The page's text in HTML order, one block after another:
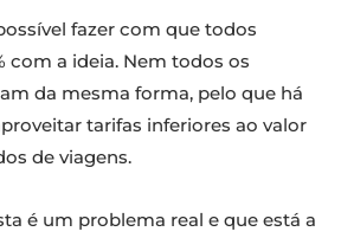
fazer com que todos
com a ideia. Nem todos os
da mesma forma, pelo que há
tarifas inferiores ao valor
de viagens.
é um problema real e que está a